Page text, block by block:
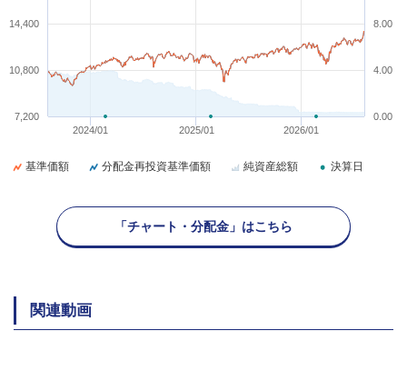
2024/01 2025/01 2026/01
7,200
10,800
14,400
0.00
4.00
8.00
基準価額 分配金再投資基準価額 純資産総額 決算日
「チャート・分配金」はこちら
関連動画